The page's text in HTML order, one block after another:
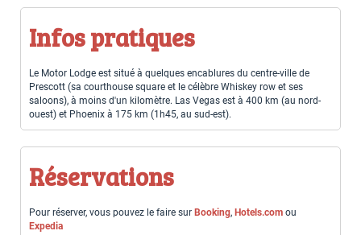
Infos pratiques
Le Motor Lodge est situé à quelques encablures du centre-ville de
Prescott (sa courthouse square et le célèbre Whiskey row et ses
saloons), à moins d'un kilomètre. Las Vegas est à 400 km (au nord-
ouest) et Phoenix à 175 km (1h45, au sud-est).
Réservations
Pour réserver, vous pouvez le faire sur Booking, Hotels.com ou
Expedia